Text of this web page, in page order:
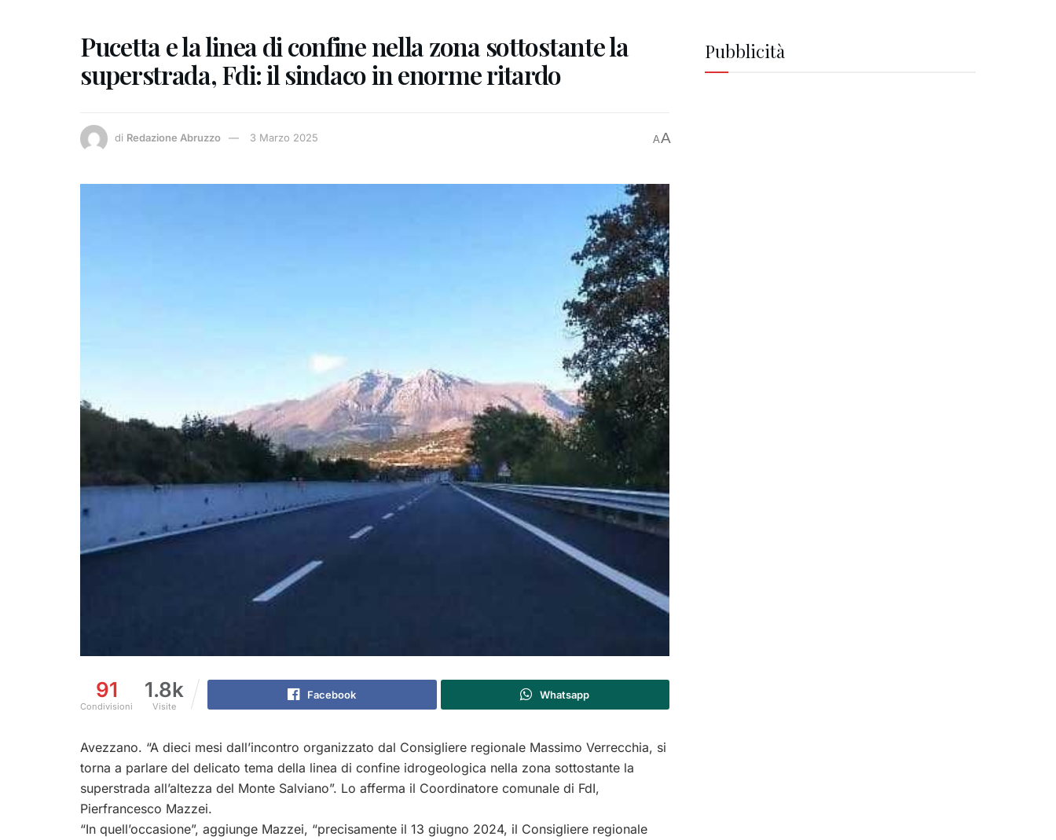
Pucetta e la linea di confine nella zona sottostante la
superstrada, Fdi: il sindaco in enorme ritardo
di Redazione Abruzzo 3 Marzo 2025 AA
91
Condivisioni
1.8k
Visite
Facebook Whatsapp
Avezzano. “A dieci mesi dall’incontro organizzato dal Consigliere regionale Massimo Verrecchia, si
torna a parlare del delicato tema della linea di confine idrogeologica nella zona sottostante la
superstrada all’altezza del Monte Salviano”. Lo afferma il Coordinatore comunale di FdI,
Pierfrancesco Mazzei.
“In quell’occasione”, aggiunge Mazzei, “precisamente il 13 giugno 2024, il Consigliere regionale
Pubblicità